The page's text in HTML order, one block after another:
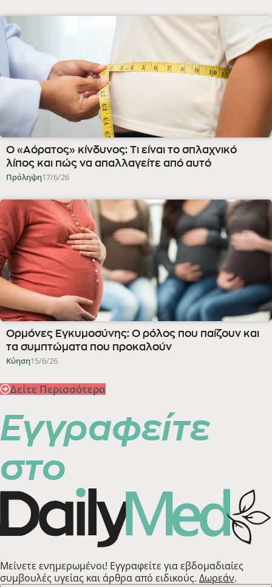
Ο «Αόρατος» κίνδυνος: Τι είναι το σπλαχνικό
λίπος και πώς να απαλλαγείτε από αυτό
Πρόληψη17/6/26
Ορμόνες Εγκυμοσύνης: Ο ρόλος που παίζουν και
τα συμπτώματα που προκαλούν
Κύηση15/6/26
Δείτε Περισσότερα
Εγγραφείτε
στο
Μείνετε ενημερωμένοι! Εγγραφείτε για εβδομαδιαίες
συμβουλές υγείας και άρθρα από ειδικούς. Δωρεάν.